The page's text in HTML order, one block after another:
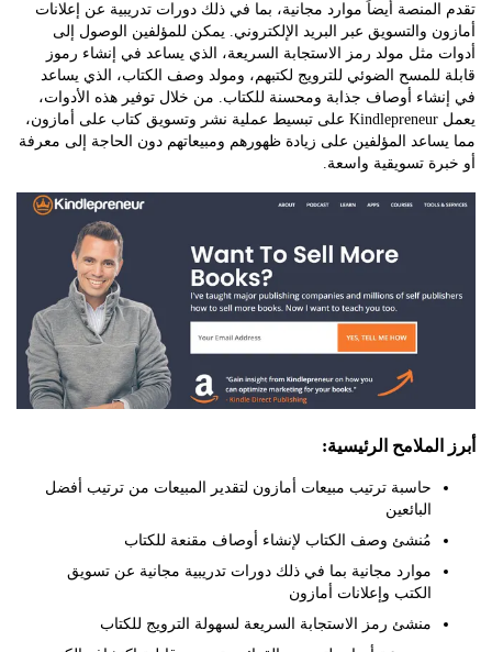
أيضاً موارد مجانية، بما في ذلك دورات تدريبية عن إعلانات
والتسويق عبر البريد الإلكتروني. يمكن للمؤلفين الوصول إلى
مثل مولد رمز الاستجابة السريعة، الذي يساعد في إنشاء رموز
للمسح الضوئي للترويج لكتبهم، ومولد وصف الكتاب، الذي يساعد
أوصاف جذابة ومحسنة للكتاب. من خلال توفير هذه الأدوات،
يعمل Kindlepreneur على تبسيط عملية نشر وتسويق كتاب على أمازون،
المؤلفين على زيادة ظهورهم ومبيعاتهم دون الحاجة إلى معرفة
تسويقية واسعة.
الرئيسية:
حاسبة ترتيب مبيعات أمازون لتقدير المبيعات من ترتيب أفضل
مُنشئ وصف الكتاب لإنشاء أوصاف مقنعة للكتاب
موارد مجانية بما في ذلك دورات تدريبية مجانية عن تسويق
الكتب وإعلانات أمازون
منشئ رمز الاستجابة السريعة لسهولة الترويج للكتاب